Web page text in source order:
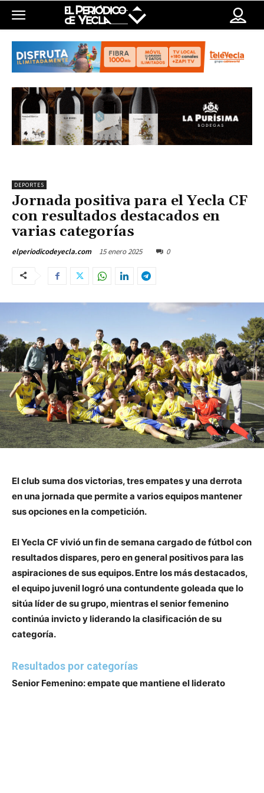
DEPORTES
Jornada positiva para el Yecla CF
con resultados destacados en
varias categorías
elperiodicodeyecla.com 15 enero 2025 0
El club suma dos victorias, tres empates y una derrota
en una jornada que permite a varios equipos mantener
sus opciones en la competición.
El Yecla CF vivió un fin de semana cargado de fútbol con
resultados dispares, pero en general positivos para las
aspiraciones de sus equipos. Entre los más destacados,
el equipo juvenil logró una contundente goleada que lo
sitúa líder de su grupo, mientras el senior femenino
continúa invicto y liderando la clasificación de su
categoría.
Resultados por categorías
Senior Femenino: empate que mantiene el liderato